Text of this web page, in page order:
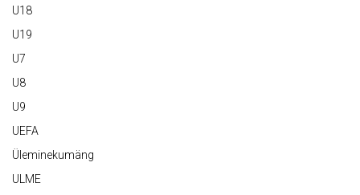
U18
U19
U7
U8
U9
UEFA
Üleminekumäng
ULME